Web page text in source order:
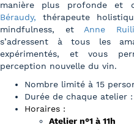
manière plus profonde et
Béraudy, thérapeute
mindfulness, et Anne
s’adressent à tous les
expérimentés, et vous
perception nouvelle du vin.
Nombre limité à 15
Durée de chaque atelier
Horaires :
Atelier n°1 à 11h